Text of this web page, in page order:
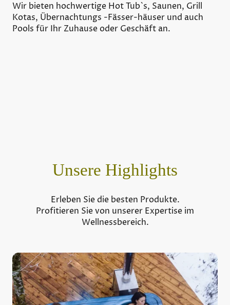
Wir bieten hochwertige Hot Tub`s, Saunen, Grill
Kotas, Übernachtungs -Fässer-häuser und auch
Pools für Ihr Zuhause oder Geschäft an.
Unsere Highlights
Erleben Sie die besten Produkte.
Profitieren Sie von unserer Expertise im
Wellnessbereich.